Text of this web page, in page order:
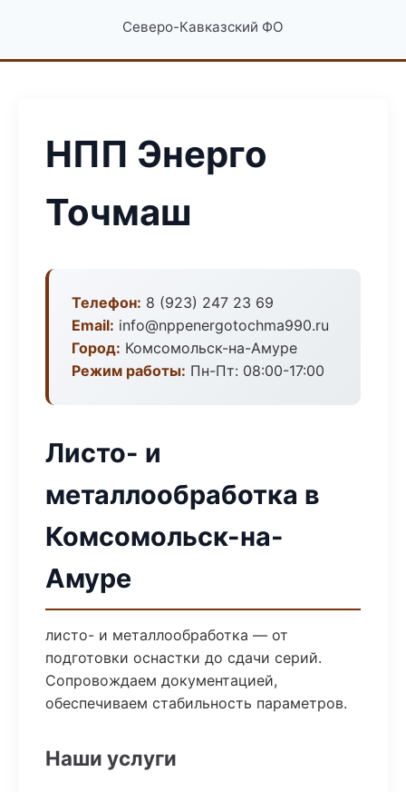
Северо-Кавказский ФО
НПП Энерго
Точмаш
Телефон: 8 (923) 247 23 69
Email: info@nppenergotochma990.ru
Город: Комсомольск-на-Амуре
Режим работы: Пн-Пт: 08:00-17:00
Листо- и
металлообработка в
Комсомольск-на-
Амуре
листо- и металлообработка — от
подготовки оснастки до сдачи серий.
Сопровождаем документацией,
обеспечиваем стабильность параметров.
Наши услуги